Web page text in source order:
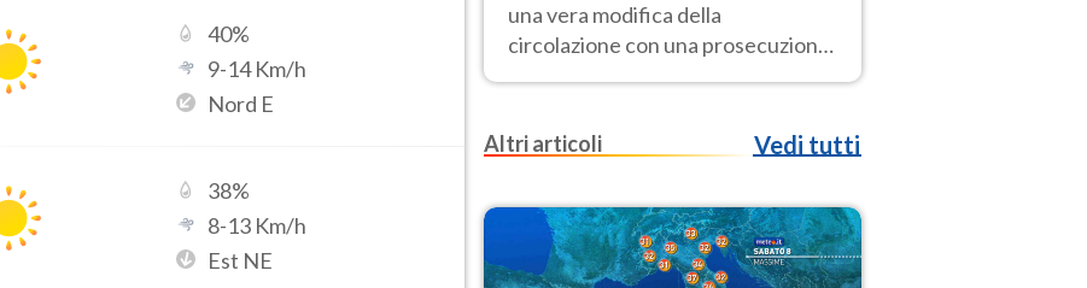
40%
9-14Km/h
Nord E
38%
8-13 Km/h
Est NE
una vera modifica della
circolazione con una prosecuzione
del caldo fuori scala per molti
Ferragosto
Altri articoli Vedi tutti